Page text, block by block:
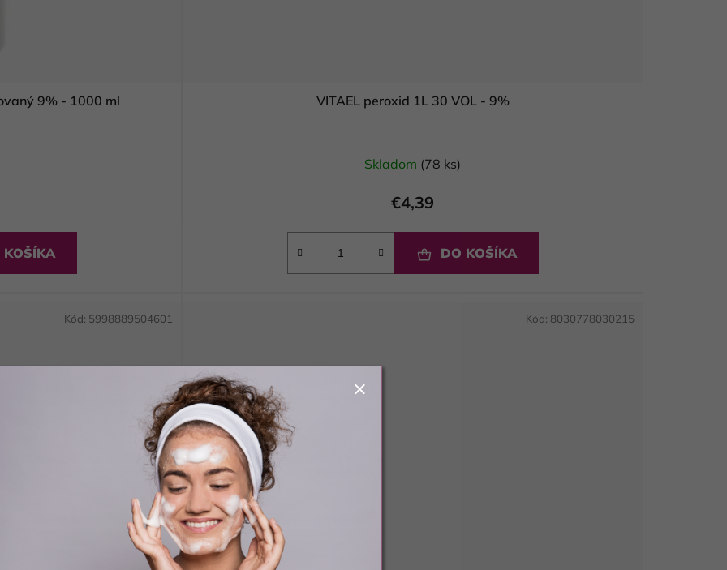
9% - 1000 ml
KOŠÍKA
VITAEL peroxid 1L 30 VOL - 9%
Skladom (78 ks)
€4,39
DO KOŠÍKA
Kód: 5998889504601 Kód: 8030778030215